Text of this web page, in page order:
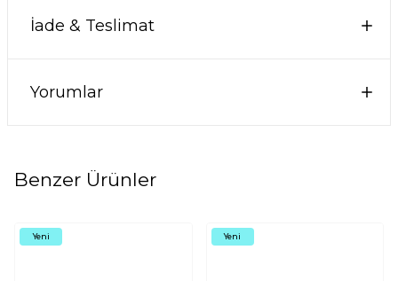
İade & Teslimat
Yorumlar
Benzer Ürünler
Yeni Yeni